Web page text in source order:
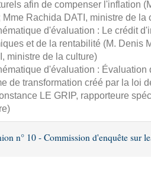
afin de compenser l'inflation
Rachida DATI, ministre de la
d'évaluation : Le crédit
et de la rentabilité (M. Denis
ministre de la culture)
d'évaluation : Évaluation
de transformation créé par la loi
LE GRIP, rapporteure
n° 10 - Commission d'enquête sur